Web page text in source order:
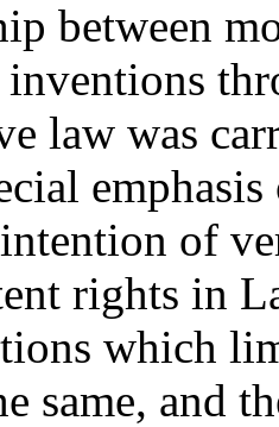
between
law was
of
rights in
which
same, and